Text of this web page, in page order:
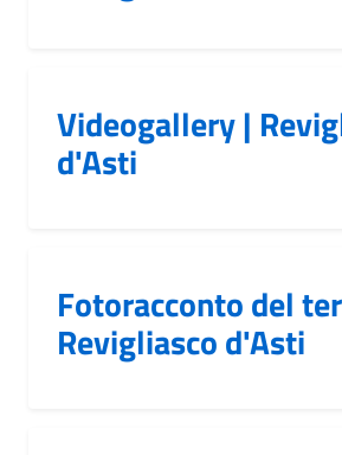
Videogallery |
d'Asti
Fotoracconto del
Revigliasco d'Asti